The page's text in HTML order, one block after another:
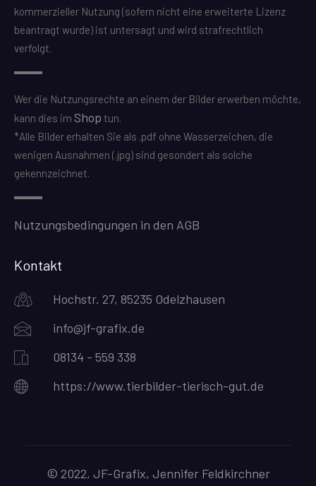
kommerzieller Nutzung (sofern nicht eine erweiterte Lizenz
beantragt wurde) ist untersagt und wird strafrechtlich
verfolgt.
Wer die Nutzungsrechte an einem der Bilder erwerben möchte,
kann dies im Shop tun.
*Alle Bilder erhalten Sie als .pdf ohne Wasserzeichen, die
wenigen Ausnahmen (.jpg) sind gesondert als solche
gekennzeichnet.
Nutzungsbedingungen in den AGB
Kontakt
Hochstr. 27, 85235 Odelzhausen
info@jf-grafix.de
08134 - 559 338
https://www.tierbilder-tierisch-gut.de
© 2022, JF-Grafix, Jennifer Feldkirchner